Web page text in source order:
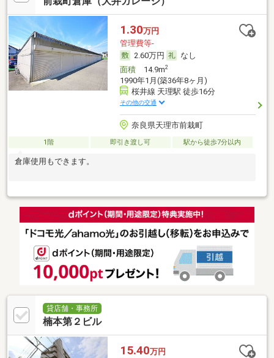
1.30万円
管理費等-
2.60万円
なし
面積14.9m2
1990年1月(築36年8ヶ月)
桜井線 天理駅 徒歩16分
その他の交通
奈良県天理市前栽町
1階 即引き渡し可 駅から徒歩7分以内
倉庫使用もできます。
貸店舗・事務所
楠本第２ビル
15.40万円